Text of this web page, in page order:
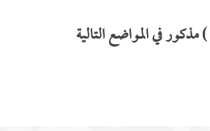
في المواضع التالية